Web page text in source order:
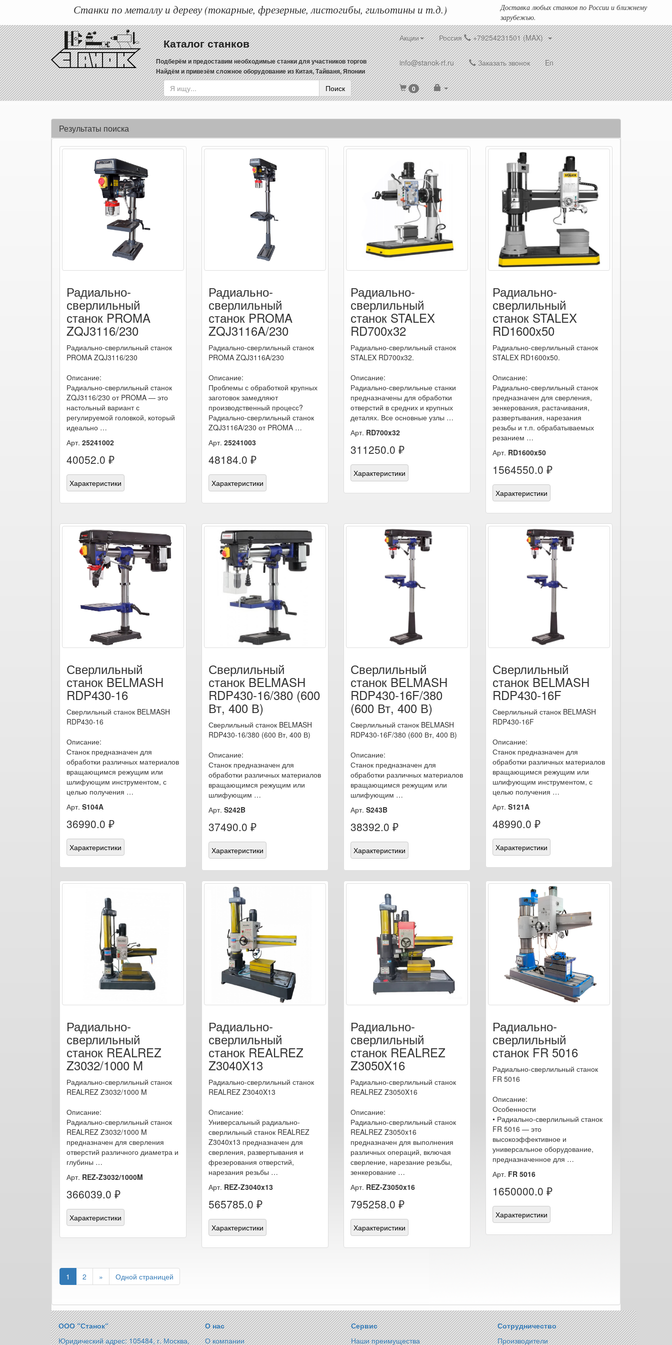
Станки по металлу и дереву (токарные, фрезерные, листогибы, гильотины и т.д.)
Доставка любых станков по России и ближнему
зарубежью.
Каталог станков
Подберём и предоставим необходимые станки для участников торгов
Найдём и привезём сложное оборудование из Китая, Тайваня, Японии
Поиск
Акции Россия +79254231501 (MAX)
info@stanok-rf.ru Заказать звонок En
0
Результаты поиска
Радиально-
сверлильный
станок PROMA
ZQJ3116/230
Радиально-сверлильный станок
PROMA ZQJ3116/230
Описание:
Радиально-сверлильный станок
ZQJ3116/230 от PROMA — это
настольный вариант с
регулируемой головкой, который
идеально …
Арт. 25241002
40052.0 ₽
Характеристики
Радиально-
сверлильный
станок PROMA
ZQJ3116A/230
Радиально-сверлильный станок
PROMA ZQJ3116A/230
Описание:
Проблемы с обработкой крупных
заготовок замедляют
производственный процесс?
Радиально-сверлильный станок
ZQJ3116A/230 от PROMA …
Арт. 25241003
48184.0 ₽
Характеристики
Радиально-
сверлильный
станок STALEX
RD700x32
Радиально-сверлильный станок
STALEX RD700x32.
Описание:
Радиально-сверлильные станки
предназначены для обработки
отверстий в средних и крупных
деталях. Все основные узлы …
Арт. RD700x32
311250.0 ₽
Характеристики
Радиально-
сверлильный
станок STALEX
RD1600x50
Радиально-сверлильный станок
STALEX RD1600x50.
Описание:
Радиально-сверлильный станок
предназначен для сверления,
зенкерования, растачивания,
развертывания, нарезания
резьбы и т.п. обрабатываемых
резанием …
Арт. RD1600x50
1564550.0 ₽
Характеристики
Сверлильный
станок BELMASH
RDP430-16
Сверлильный станок BELMASH
RDP430-16
Описание:
Станок предназначен для
обработки различных материалов
вращающимся режущим или
шлифующим инструментом, с
целью получения …
Арт. S104A
36990.0 ₽
Характеристики
Сверлильный
станок BELMASH
RDP430-16/380 (600
Вт, 400 В)
Сверлильный станок BELMASH
RDP430-16/380 (600 Вт, 400 В)
Описание:
Станок предназначен для
обработки различных материалов
вращающимся режущим или
шлифующим …
Арт. S242B
37490.0 ₽
Характеристики
Сверлильный
станок BELMASH
RDP430-16F/380
(600 Вт, 400 В)
Сверлильный станок BELMASH
RDP430-16F/380 (600 Вт, 400 В)
Описание:
Станок предназначен для
обработки различных материалов
вращающимся режущим или
шлифующим …
Арт. S243B
38392.0 ₽
Характеристики
Сверлильный
станок BELMASH
RDP430-16F
Сверлильный станок BELMASH
RDP430-16F
Описание:
Станок предназначен для
обработки различных материалов
вращающимся режущим или
шлифующим инструментом, с
целью получения …
Арт. S121A
48990.0 ₽
Характеристики
Радиально-
сверлильный
станок REALREZ
Z3032/1000 M
Радиально-сверлильный станок
REALREZ Z3032/1000 M
Описание:
Радиально-сверлильный станок
REALREZ Z3032/1000 M
предназначен для сверления
отверстий различного диаметра и
глубины …
Арт. REZ-Z3032/1000M
366039.0 ₽
Характеристики
Радиально-
сверлильный
станок REALREZ
Z3040X13
Радиально-сверлильный станок
REALREZ Z3040X13
Описание:
Универсальный радиально-
сверлильный станок REALREZ
Z3040x13 предназначен для
сверления, развертывания и
фрезерования отверстий,
нарезания резьбы …
Арт. REZ-Z3040x13
565785.0 ₽
Характеристики
Радиально-
сверлильный
станок REALREZ
Z3050X16
Радиально-сверлильный станок
REALREZ Z3050X16
Описание:
Радиально-сверлильный станок
REALREZ Z3050x16
предназначен для выполнения
различных операций, включая
сверление, нарезание резьбы,
зенкерование …
Арт. REZ-Z3050x16
795258.0 ₽
Характеристики
Радиально-
сверлильный
станок FR 5016
Радиально-сверлильный станок
FR 5016
Описание:
Особенности
• Радиально-сверлильный станок
FR 5016 — это
высокоэффективное и
универсальное оборудование,
предназначенное для …
Арт. FR 5016
1650000.0 ₽
Характеристики
1 2 » Одной страницей
ООО “Станок“
Юридический адрес: 105484, г. Москва,
О нас
О компании
Сервис
Наши преимущества
Сотрудничество
Производители